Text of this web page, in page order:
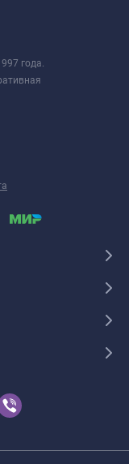
года.